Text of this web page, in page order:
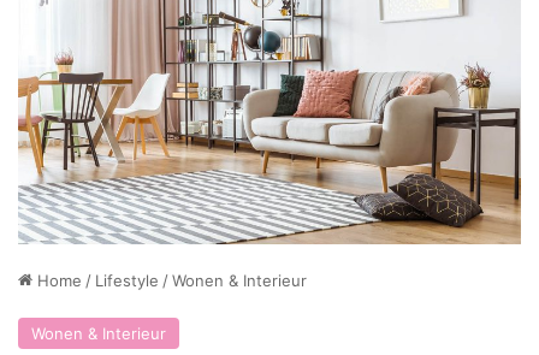
Home / Lifestyle /Wonen & Interieur
Wonen & Interieur